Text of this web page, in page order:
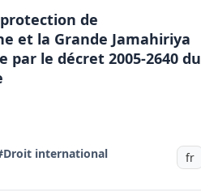
de
et la Grande Jamahiriya
le décret 2005-2640 du
international fr